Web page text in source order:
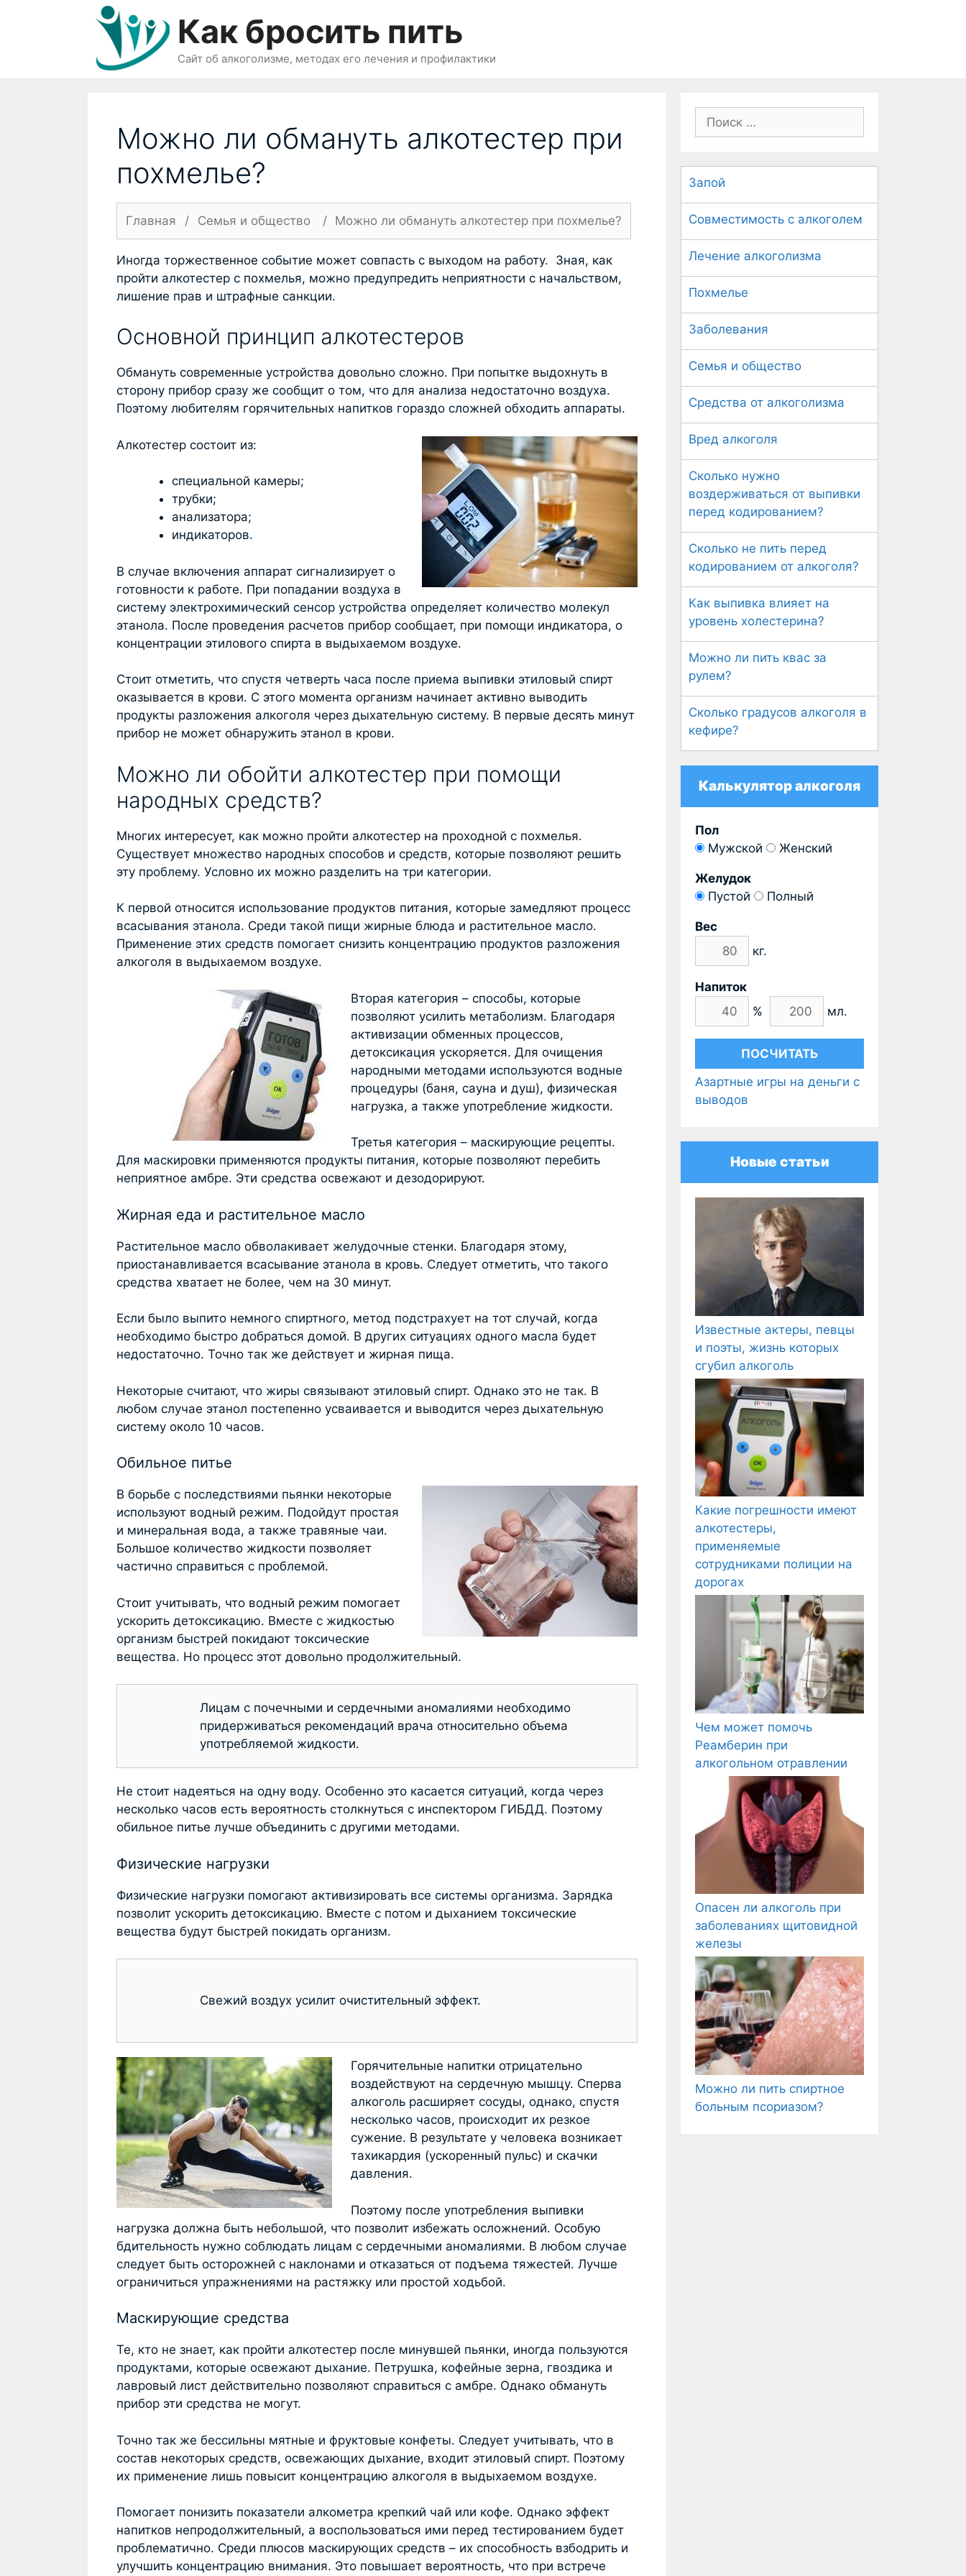
Как бросить пить
Сайт об алкоголизме, методах его лечения и профилактики
Можно ли обмануть алкотестер при
похмелье?
Главная / Семья и общество / Можно ли обмануть алкотестер при похмелье?
Иногда торжественное событие может совпасть с выходом на работу. Зная, как
пройти алкотестер с похмелья, можно предупредить неприятности с начальством,
лишение прав и штрафные санкции.
Основной принцип алкотестеров
Обмануть современные устройства довольно сложно. При попытке выдохнуть в
сторону прибор сразу же сообщит о том, что для анализа недостаточно воздуха.
Поэтому любителям горячительных напитков гораздо сложней обходить аппараты.
Алкотестер состоит из:
специальной камеры;
трубки;
анализатора;
индикаторов.
В случае включения аппарат сигнализирует о
готовности к работе. При попадании воздуха в
систему электрохимический сенсор устройства определяет количество молекул
этанола. После проведения расчетов прибор сообщает, при помощи индикатора, о
концентрации этилового спирта в выдыхаемом воздухе.
Стоит отметить, что спустя четверть часа после приема выпивки этиловый спирт
оказывается в крови. С этого момента организм начинает активно выводить
продукты разложения алкоголя через дыхательную систему. В первые десять минут
прибор не может обнаружить этанол в крови.
Можно ли обойти алкотестер при помощи
народных средств?
Многих интересует, как можно пройти алкотестер на проходной с похмелья.
Существует множество народных способов и средств, которые позволяют решить
эту проблему. Условно их можно разделить на три категории.
К первой относится использование продуктов питания, которые замедляют процесс
всасывания этанола. Среди такой пищи жирные блюда и растительное масло.
Применение этих средств помогает снизить концентрацию продуктов разложения
алкоголя в выдыхаемом воздухе.
Вторая категория – способы, которые
позволяют усилить метаболизм. Благодаря
активизации обменных процессов,
детоксикация ускоряется. Для очищения
народными методами используются водные
процедуры (баня, сауна и душ), физическая
нагрузка, а также употребление жидкости.
Третья категория – маскирующие рецепты.
Для маскировки применяются продукты питания, которые позволяют перебить
неприятное амбре. Эти средства освежают и дезодорируют.
Жирная еда и растительное масло
Растительное масло обволакивает желудочные стенки. Благодаря этому,
приостанавливается всасывание этанола в кровь. Следует отметить, что такого
средства хватает не более, чем на 30 минут.
Если было выпито немного спиртного, метод подстрахует на тот случай, когда
необходимо быстро добраться домой. В других ситуациях одного масла будет
недостаточно. Точно так же действует и жирная пища.
Некоторые считают, что жиры связывают этиловый спирт. Однако это не так. В
любом случае этанол постепенно усваивается и выводится через дыхательную
систему около 10 часов.
Обильное питье
В борьбе с последствиями пьянки некоторые
используют водный режим. Подойдут простая
и минеральная вода, а также травяные чаи.
Большое количество жидкости позволяет
частично справиться с проблемой.
Стоит учитывать, что водный режим помогает
ускорить детоксикацию. Вместе с жидкостью
организм быстрей покидают токсические
вещества. Но процесс этот довольно продолжительный.
Лицам с почечными и сердечными аномалиями необходимо
придерживаться рекомендаций врача относительно объема
употребляемой жидкости.
Не стоит надеяться на одну воду. Особенно это касается ситуаций, когда через
несколько часов есть вероятность столкнуться с инспектором ГИБДД. Поэтому
обильное питье лучше объединить с другими методами.
Физические нагрузки
Физические нагрузки помогают активизировать все системы организма. Зарядка
позволит ускорить детоксикацию. Вместе с потом и дыханием токсические
вещества будут быстрей покидать организм.
Свежий воздух усилит очистительный эффект.
Горячительные напитки отрицательно
воздействуют на сердечную мышцу. Сперва
алкоголь расширяет сосуды, однако, спустя
несколько часов, происходит их резкое
сужение. В результате у человека возникает
тахикардия (ускоренный пульс) и скачки
давления.
Поэтому после употребления выпивки
нагрузка должна быть небольшой, что позволит избежать осложнений. Особую
бдительность нужно соблюдать лицам с сердечными аномалиями. В любом случае
следует быть осторожней с наклонами и отказаться от подъема тяжестей. Лучше
ограничиться упражнениями на растяжку или простой ходьбой.
Маскирующие средства
Те, кто не знает, как пройти алкотестер после минувшей пьянки, иногда пользуются
продуктами, которые освежают дыхание. Петрушка, кофейные зерна, гвоздика и
лавровый лист действительно позволяют справиться с амбре. Однако обмануть
прибор эти средства не могут.
Точно так же бессильны мятные и фруктовые конфеты. Следует учитывать, что в
состав некоторых средств, освежающих дыхание, входит этиловый спирт. Поэтому
их применение лишь повысит концентрацию алкоголя в выдыхаемом воздухе.
Помогает понизить показатели алкометра крепкий чай или кофе. Однако эффект
напитков непродолжительный, а воспользоваться ими перед тестированием будет
проблематично. Среди плюсов маскирующих средств – их способность взбодрить и
улучшить концентрацию внимания. Это повышает вероятность, что при встрече
о
с
к
:
Запой
Совместимость с алкоголем
Лечение алкоголизма
Похмелье
Заболевания
Семья и общество
Средства от алкоголизма
Вред алкоголя
Сколько нужно
воздерживаться от выпивки
перед кодированием?
Сколько не пить перед
кодированием от алкоголя?
Как выпивка влияет на
уровень холестерина?
Можно ли пить квас за
рулем?
Сколько градусов алкоголя в
кефире?
Калькулятор алкоголя
Пол
Мужской
Женский
Желудок
Пустой
Полный
Вес
кг.
Напиток
%
мл.
Азартные игры на деньги с
выводов
Новые статьи
Известные актеры, певцы
и поэты, жизнь которых
сгубил алкоголь
Какие погрешности имеют
алкотестеры,
применяемые
сотрудниками полиции на
дорогах
Чем может помочь
Реамберин при
алкогольном отравлении
Опасен ли алкоголь при
заболеваниях щитовидной
железы
Можно ли пить спиртное
больным псориазом?